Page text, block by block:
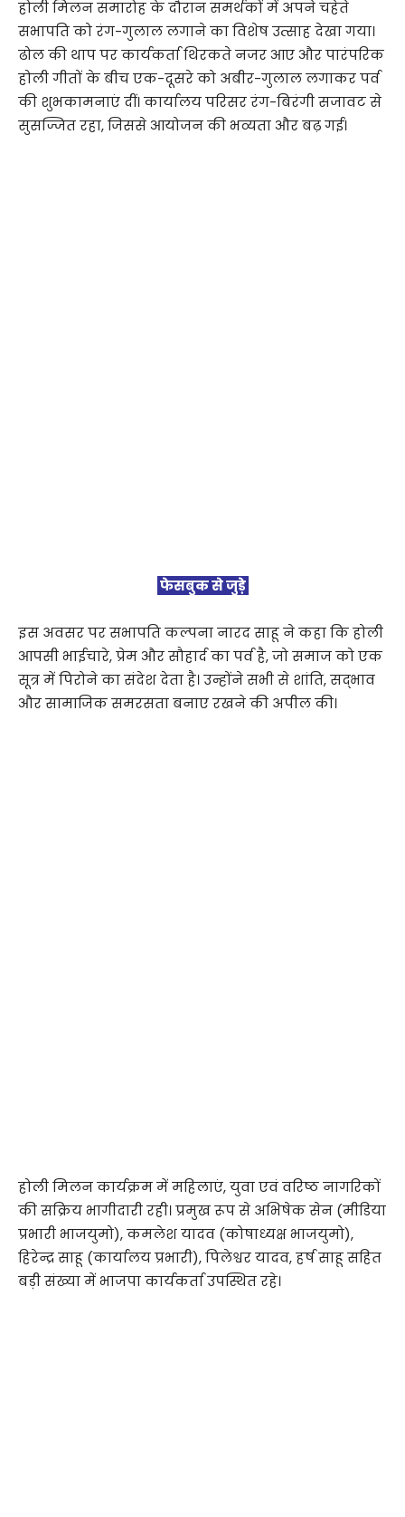
होली मिलन समारोह के दौरान समर्थकों में अपने चहेते
सभापति को रंग-गुलाल लगाने का विशेष उत्साह देखा गया।
ढोल की थाप पर कार्यकर्ता थिरकते नजर आए और पारंपरिक
होली गीतों के बीच एक-दूसरे को अबीर-गुलाल लगाकर पर्व
की शुभकामनाएं दीं। कार्यालय परिसर रंग-बिरंगी सजावट से
सुसज्जित रहा, जिससे आयोजन की भव्यता और बढ़ गई।
फेसबुक से जुड़े
इस अवसर पर सभापति कल्पना नारद साहू ने कहा कि होली
आपसी भाईचारे, प्रेम और सौहार्द का पर्व है, जो समाज को एक
सूत्र में पिरोने का संदेश देता है। उन्होंने सभी से शांति, सद्भाव
और सामाजिक समरसता बनाए रखने की अपील की।
होली मिलन कार्यक्रम में महिलाएं, युवा एवं वरिष्ठ नागरिकों
की सक्रिय भागीदारी रही। प्रमुख रूप से अभिषेक सेन (मीडिया
प्रभारी भाजयुमो), कमलेश यादव (कोषाध्यक्ष भाजयुमो),
हिरेन्द्र साहू (कार्यालय प्रभारी), पिलेश्वर यादव, हर्ष साहू सहित
बड़ी संख्या में भाजपा कार्यकर्ता उपस्थित रहे।